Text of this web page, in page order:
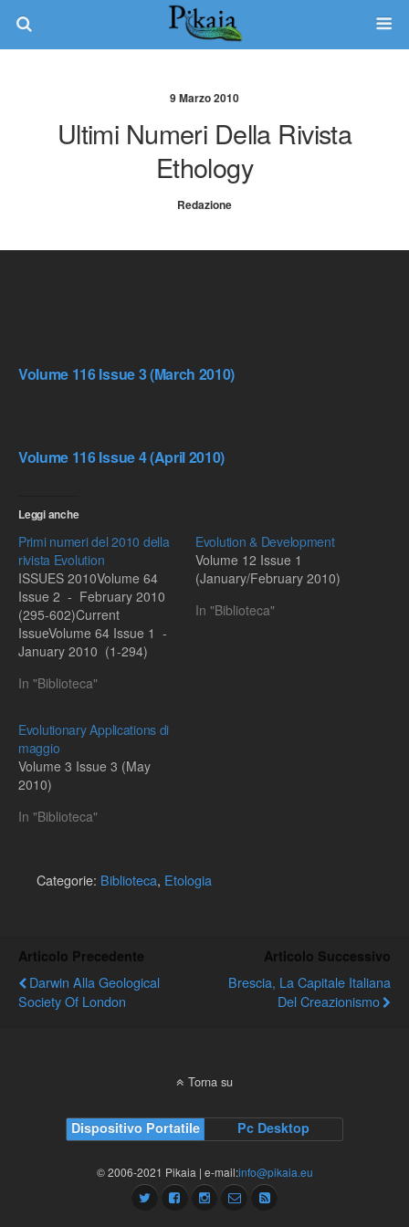
9 Marzo 2010
Ultimi Numeri Della Rivista
Ethology
Redazione
Volume 116 Issue 3 (March 2010)
Volume 116 Issue 4 (April 2010)
Leggi anche
Primi numeri del 2010 della
rivista Evolution
ISSUES 2010Volume 64
Issue 2 - February 2010
(295-602)Current
IssueVolume 64 Issue 1 -
January 2010 (1-294)
In "Biblioteca"
Evolution & Development
Volume 12 Issue 1
(January/February 2010)
In "Biblioteca"
Evolutionary Applications di
maggio
Volume 3 Issue 3 (May
2010)
In "Biblioteca"
Categorie: Biblioteca, Etologia
Articolo Precedente
Darwin Alla Geological
Society Of London
Articolo Successivo
Brescia, La Capitale Italiana
Del Creazionismo
Torna su
Dispositivo Portatile Pc Desktop
© 2006-2021 Pikaia | e-mail:info@pikaia.eu